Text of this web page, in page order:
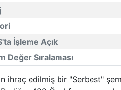
İşleme Açık
Değer Sıralaması
ihraç edilmiş bir "Serbest"